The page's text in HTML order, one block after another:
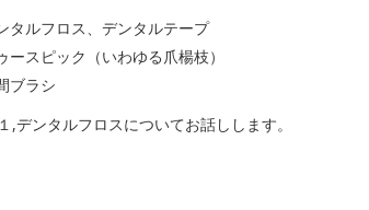
タルフロス、デンタルテープ
ースピック（いわゆる爪楊枝）
ブラシ
,デンタルフロスについてお話しします。